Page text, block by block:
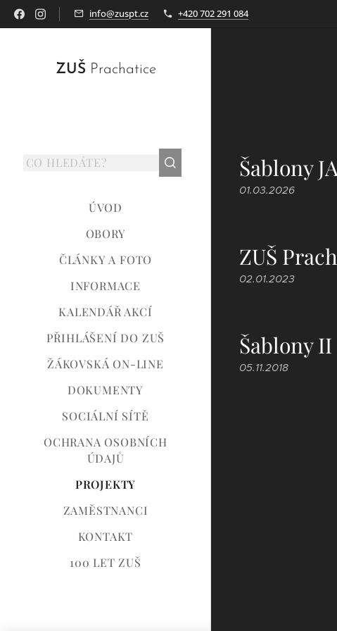
info@zuspt.cz +420 702 291 084
ZUŠ Prachatice
ÚVOD
OBORY
ČLÁNKY A FOTO
INFORMACE
KALENDÁŘ AKCÍ
PŘIHLÁŠENÍ DO ZUŠ
ŽÁKOVSKÁ ON-LINE
DOKUMENTY
SOCIÁLNÍ SÍTĚ
OCHRANA OSOBNÍCH
ÚDAJŮ
PROJEKTY
ZAMĚSTNANCI
KONTAKT
100 LET ZUŠ
Šablony
01.03.2026
ZUŠ
02.01.2023
Šablony
05.11.2018